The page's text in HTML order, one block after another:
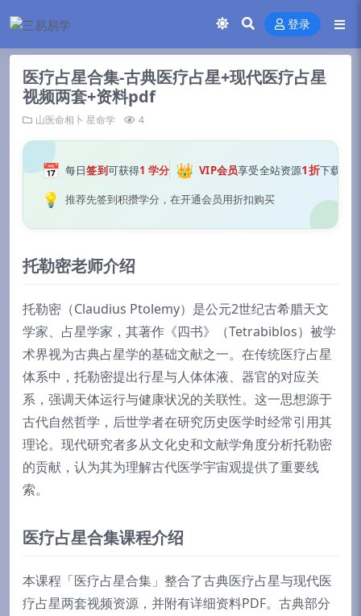
登录
医疗占星合集-古典医疗占星+现代医疗占星
视频两套+资料pdf
山医命相卜 星命学 4
📅 每日签到可获得1 学分 👑 VIP会员享受全站资源1折下载
💡 推荐先签到积攒学分，在开通会员用折扣购买
托勒密老师介绍
托勒密（Claudius Ptolemy）是公元2世纪古希腊天文
学家、占星学家，其著作《四书》（Tetrabiblos）被学
术界视为古典占星学的基础文献之一。在传统医疗占星
体系中，托勒密提出行星与人体体液、器官的对应关
系，强调天体运行与健康状况的关联性。这一思想源于
古代自然哲学，后世学者在研究历史医学时经常引用其
理论。现代研究者多从文化史和文献学角度分析托勒密
的贡献，认为其为理解古代医学宇宙观提供了重要线
索。
医疗占星合集课程介绍
本课程「医疗占星合集」整合了古典医疗占星与现代医
疗占星两套视频资源，并附有详细资料PDF。古典部分